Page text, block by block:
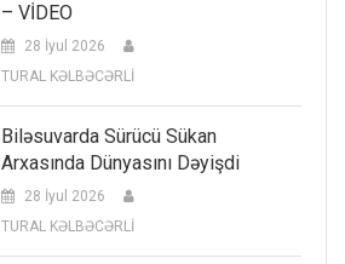
– VİDEO
28 İyul 2026
TURAL KƏLBƏCƏRLİ
Biləsuvarda Sürücü Sükan
Arxasında Dünyasını Dəyişdi
28 İyul 2026
TURAL KƏLBƏCƏRLİ